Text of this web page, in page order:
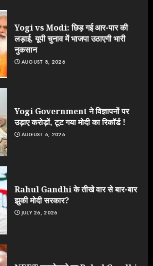
Yogi vs Modi: छिड़ गई आर-पार की
लड़ाई, यूपी चुनाव में भाजपा उठाएगी भारी
नुकसान
AUGUST 8, 2026
Yogi Government ने विज्ञापनों पर
उड़ाए करोड़ों, टूट गया मोदी का रिकॉर्ड !
AUGUST 6, 2026
Rahul Gandhi के तीखे वार से बार-बार
झुकी मोदी सरकार?
JULY 26, 2026